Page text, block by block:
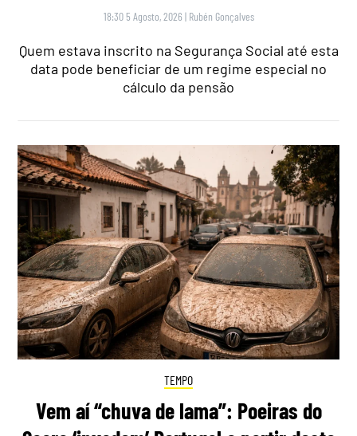
18:30 5 Agosto, 2026 | Rubén Gonçalves
Quem estava inscrito na Segurança Social até esta
data pode beneficiar de um regime especial no
cálculo da pensão
TEMPO
Vem aí “chuva de lama”: Poeiras do